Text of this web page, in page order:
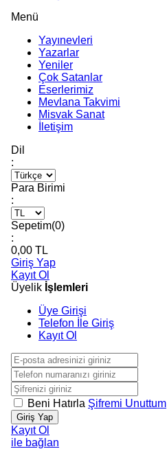
Menü
Yayınevleri
Yazarlar
Yeniler
Çok Satanlar
Eserlerimiz
Mevlana Takvimi
Misvak Sanat
İletişim
Dil
:
Para Birimi
:
Sepetim(0)
:
0,00 TL
Giriş Yap
Kayıt Ol
Üyelik İşlemleri
Üye Girişi
Telefon İle Giriş
Kayıt Ol
Beni Hatırla Şifremi Unuttum
Giriş Yap
Kayıt Ol
ile bağlan